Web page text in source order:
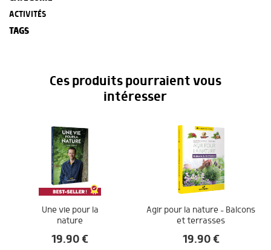
ACTIVITÉS
TAGS
Ces produits pourraient vous
intéresser
Une vie pour la
nature
19.90€
Agir pour la nature – Balcons
et terrasses
19.90€